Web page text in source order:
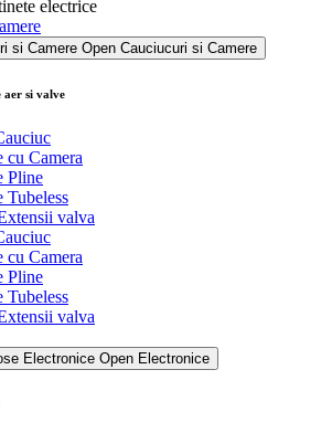
si Camere Open Cauciucuri si Camere
aer si valve
cu Camera
Pline
Tubeless
valva
cu Camera
Pline
Tubeless
valva
Electronice Open Electronice